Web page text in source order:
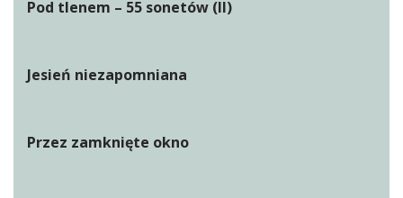
Pod tlenem – 55 sonetów (II)
Jesień niezapomniana
Przez zamknięte okno